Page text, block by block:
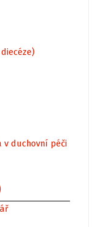
v duchovní péči